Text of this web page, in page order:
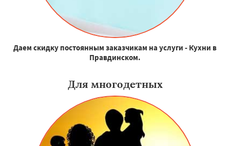
Даем скидку постоянным заказчикам на услуги - Кухни в
Правдинском.
Для многодетных